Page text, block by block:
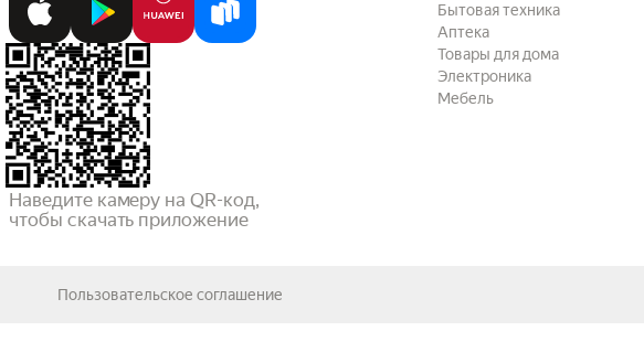
Наведите камеру на QR-код,
чтобы скачать приложение
Бытовая техника
Аптека
Товары для дома
Электроника
Мебель
Пользовательское соглашение